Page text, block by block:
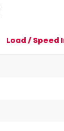
Load / Speed